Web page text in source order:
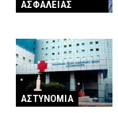
ΑΣΦΑΛΕΙΑΣ
ΑΣΤΥΝΟΜΙΑ